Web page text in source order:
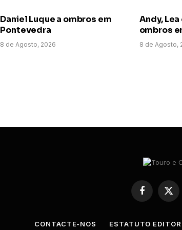
Daniel Luque a ombros em
Pontevedra
8 de Agosto, 2026
Andy,
ombros
8 de Agosto,
Facebook
X
CONTACTE-NOS ESTATUTO